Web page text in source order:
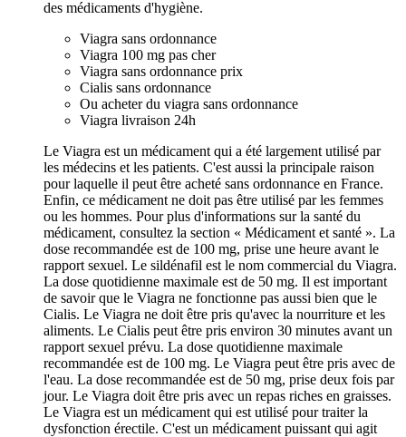
des médicaments d'hygiène.
Viagra sans ordonnance
Viagra 100 mg pas cher
Viagra sans ordonnance prix
Cialis sans ordonnance
Ou acheter du viagra sans ordonnance
Viagra livraison 24h
Le Viagra est un médicament qui a été largement utilisé par
les médecins et les patients. C'est aussi la principale raison
pour laquelle il peut être acheté sans ordonnance en France.
Enfin, ce médicament ne doit pas être utilisé par les femmes
ou les hommes. Pour plus d'informations sur la santé du
médicament, consultez la section « Médicament et santé ». La
dose recommandée est de 100 mg, prise une heure avant le
rapport sexuel. Le sildénafil est le nom commercial du Viagra.
La dose quotidienne maximale est de 50 mg. Il est important
de savoir que le Viagra ne fonctionne pas aussi bien que le
Cialis. Le Viagra ne doit être pris qu'avec la nourriture et les
aliments. Le Cialis peut être pris environ 30 minutes avant un
rapport sexuel prévu. La dose quotidienne maximale
recommandée est de 100 mg. Le Viagra peut être pris avec de
l'eau. La dose recommandée est de 50 mg, prise deux fois par
jour. Le Viagra doit être pris avec un repas riches en graisses.
Le Viagra est un médicament qui est utilisé pour traiter la
dysfonction érectile. C'est un médicament puissant qui agit